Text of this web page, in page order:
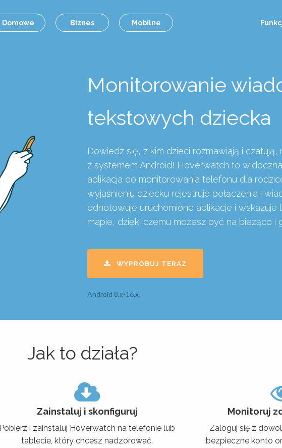
Domowe Biznes Mobilne
Monitorowanie
tekstowych dziecka
Dowiedz się, z kim dzieci rozmawiają i
z systemem Android! Hoverwatch to
aplikacja do monitorowania telefonu dla
wyjaśnieniu dziecku rejestruje połączenia i
odnotowuje uruchomione aplikacje i wskazuje
mapie, dzięki czemu możesz być na bieżąco i
WYPRÓBUJ TERAZ
Android 8.x-16.x.
Jak to działa?
Zainstaluj i skonfiguruj
Pobierz i zainstaluj Hoverwatch na telefonie lub
tablecie, który chcesz nadzorować.
Monitoruj
Zaloguj się z
bezpieczne konto